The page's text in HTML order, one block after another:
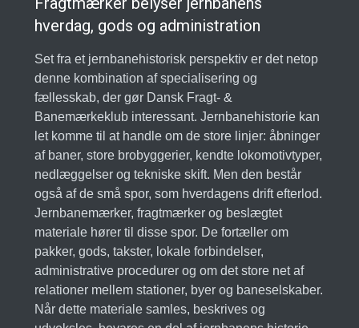
hverdag, gods og administration
Set fra et jernbanehistorisk perspektiv er det netop
denne kombination af specialisering og
fællesskab, der gør Dansk Fragt- &
Banemærkeklub interessant. Jernbanehistorie kan
let komme til at handle om de store linjer: åbninger
af baner, store brobyggerier, kendte lokomotivtyper,
nedlæggelser og tekniske skift. Men den består
også af de små spor, som hverdagens drift efterlod.
Jernbanemærker, fragtmærker og beslægtet
materiale hører til disse spor. De fortæller om
pakker, gods, takster, lokale forbindelser,
administrative procedurer og om det store net af
relationer mellem stationer, byer og baneselskaber.
Når dette materiale samles, beskrives og